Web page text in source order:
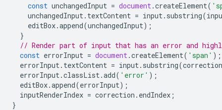
const unchangedInput = document.createElement(
unchangedInput. textContent = input. substring(
editBox.append(unchangedInput);
}
// Render part of input that has an error and
const errorInput = document.createElement( 'span' );
errorInput. textContent = input. substring(correction
errorInput.classList.add( 'error' );
editBox.append(errorInput);
inputRenderIndex = correction . endIndex ;
}